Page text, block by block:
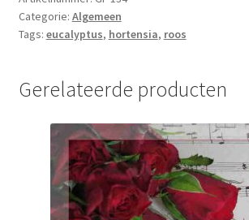
Categorie: Algemeen
Tags: eucalyptus, hortensia, roos
Gerelateerde producten